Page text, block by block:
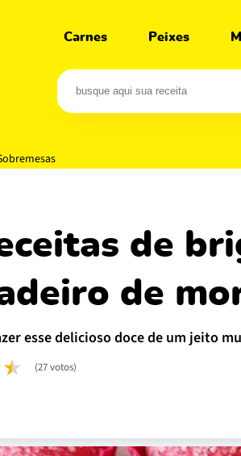
Carnes Peixes
de
esse delicioso doce de um jeito
(27 votos)